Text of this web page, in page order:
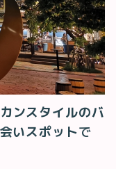
ンスタイルのバ
いスポットで